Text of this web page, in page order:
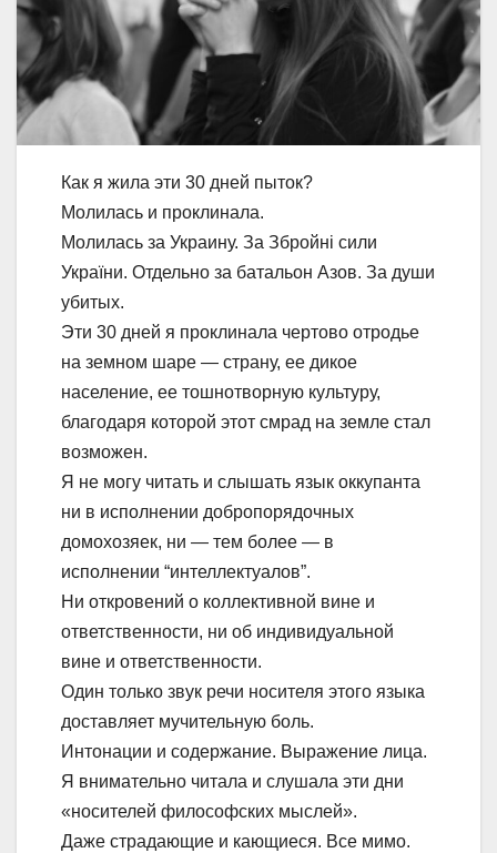
Как я жила эти 30 дней пыток?
Молилась и проклинала.
Молилась за Украину. За Збройні сили
України. Отдельно за батальон Азов. За души
убитых.
Эти 30 дней я проклинала чертово отродье
на земном шаре — страну, ее дикое
население, ее тошнотворную культуру,
благодаря которой этот смрад на земле стал
возможен.
Я не могу читать и слышать язык оккупанта
ни в исполнении добропорядочных
домохозяек, ни — тем более — в
исполнении “интеллектуалов”.
Ни откровений о коллективной вине и
ответственности, ни об индивидуальной
вине и ответственности.
Один только звук речи носителя этого языка
доставляет мучительную боль.
Интонации и содержание. Выражение лица.
Я внимательно читала и слушала эти дни
«носителей философских мыслей».
Даже страдающие и кающиеся. Все мимо.